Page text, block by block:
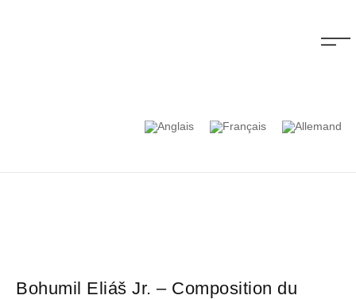
Bohumil Eliáš Jr. – Composition du